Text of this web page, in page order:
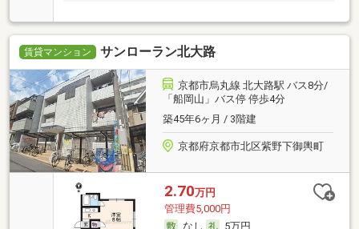
賃貸マンション サンローラン北大路
京都市烏丸線 北大路駅 バス8分/
「船岡山」バス停 停歩4分
築45年6ヶ月 / 3階建
京都府京都市北区紫野下御輿町
2.70万円
管理費5,000円
なし
5万円